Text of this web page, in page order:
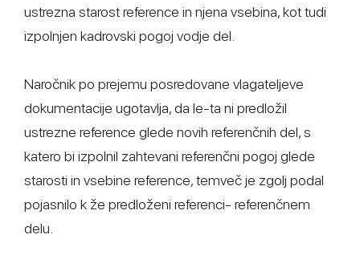
ustrezna starost reference in njena vsebina, kot tudi
izpolnjen kadrovski pogoj vodje del.
Naročnik po prejemu posredovane vlagateljeve
dokumentacije ugotavlja, da le-ta ni predložil
ustrezne reference glede novih referenčnih del, s
katero bi izpolnil zahtevani referenčni pogoj glede
starosti in vsebine reference, temveč je zgolj podal
pojasnilo k že predloženi referenci- referenčnem
delu.